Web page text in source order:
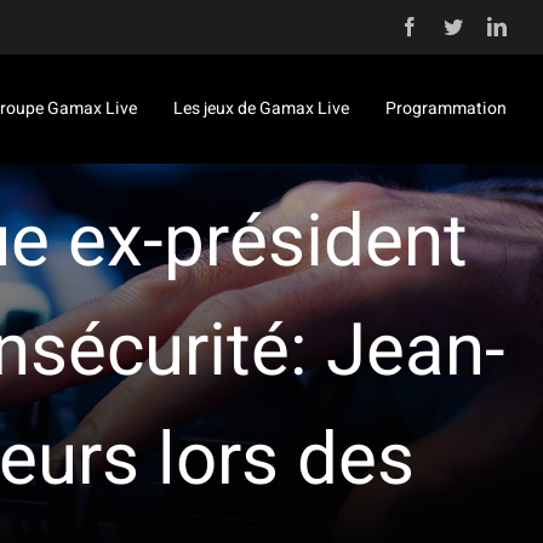
Facebook
Twitter
Gamax Live Les jeux de Gamax Live Programmation
ex-président
Jean-
lors des